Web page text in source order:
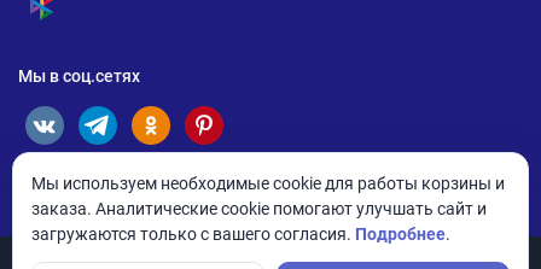
Помощь по оплате СБП
Мы в соц.сетях
Мы используем необходимые cookie для работы корзины и
заказа. Аналитические cookie помогают улучшать сайт и
загружаются только с вашего согласия. Подробнее.